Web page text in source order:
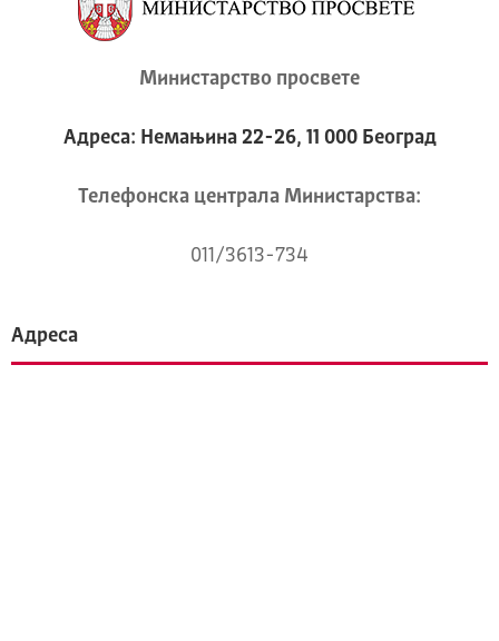
Министарство просвете
Адреса: Немањина 22-26, 11 000 Београд
Телeфонска централа Mинистарства:
011/3613-734
Адреса